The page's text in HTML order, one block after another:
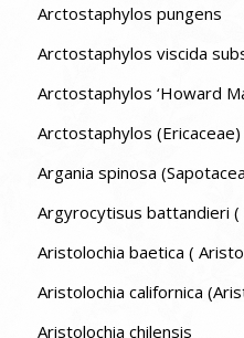
Arctostaphylos pungens
Arctostaphylos viscida
Arctostaphylos
Arctostaphylos (Ericaceae)
Argania spinosa
Argyrocytisus battandieri (
Aristolochia baetica (
Aristolochia californica
Aristolochia chilensis